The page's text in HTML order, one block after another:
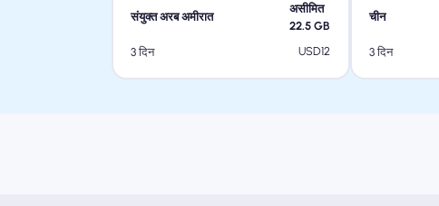
संयुक्त अरब अमीरात
असीमित
22.5 GB
3 दिन
USD12
चीन
3 दिन